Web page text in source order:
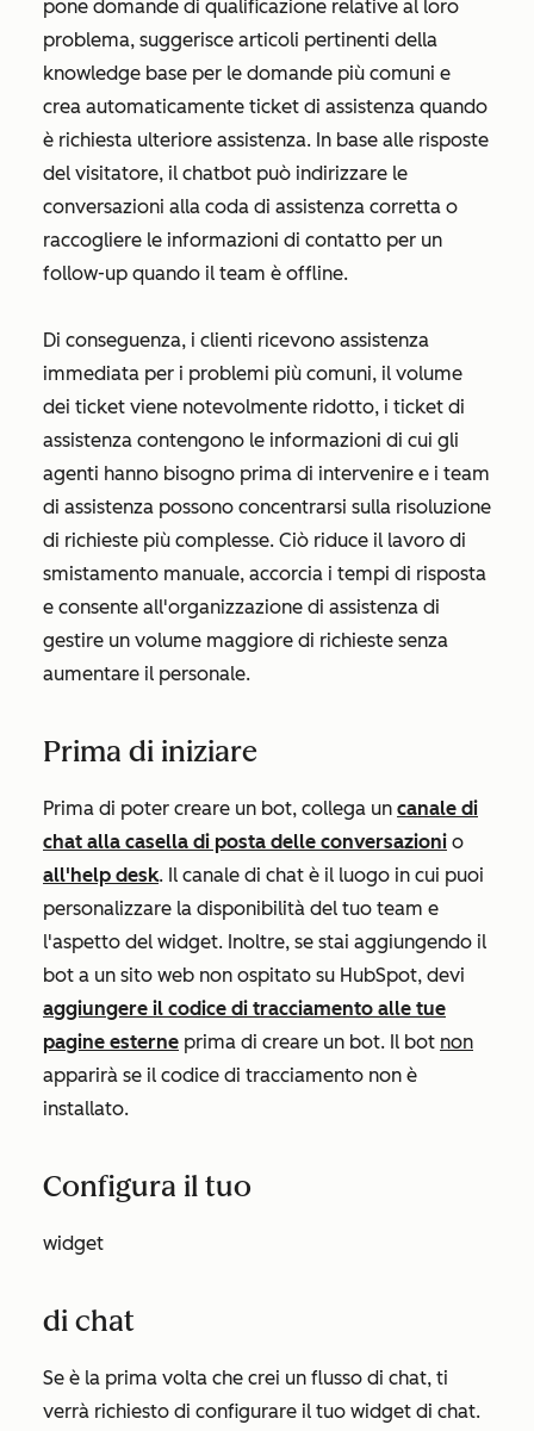
pone domande di qualificazione relative al loro
problema, suggerisce articoli pertinenti della
knowledge base per le domande più comuni e
crea automaticamente ticket di assistenza quando
è richiesta ulteriore assistenza. In base alle risposte
del visitatore, il chatbot può indirizzare le
conversazioni alla coda di assistenza corretta o
raccogliere le informazioni di contatto per un
follow-up quando il team è offline.
Di conseguenza, i clienti ricevono assistenza
immediata per i problemi più comuni, il volume
dei ticket viene notevolmente ridotto, i ticket di
assistenza contengono le informazioni di cui gli
agenti hanno bisogno prima di intervenire e i team
di assistenza possono concentrarsi sulla risoluzione
di richieste più complesse. Ciò riduce il lavoro di
smistamento manuale, accorcia i tempi di risposta
e consente all'organizzazione di assistenza di
gestire un volume maggiore di richieste senza
aumentare il personale.
Prima di iniziare
Prima di poter creare un bot, collega un canale di
chat alla casella di posta delle conversazioni o
all'help desk. Il canale di chat è il luogo in cui puoi
personalizzare la disponibilità del tuo team e
l'aspetto del widget. Inoltre, se stai aggiungendo il
bot a un sito web non ospitato su HubSpot, devi
aggiungere il codice di tracciamento alle tue
pagine esterne prima di creare un bot. Il bot non
apparirà se il codice di tracciamento non è
installato.
Configura il tuo
widget
di chat
Se è la prima volta che crei un flusso di chat, ti
verrà richiesto di configurare il tuo widget di chat.